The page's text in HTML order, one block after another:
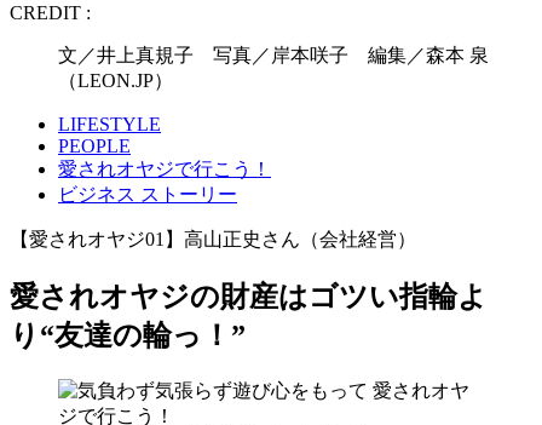
CREDIT :
文／井上真規子 写真／岸本咲子 編集／森本 泉
（LEON.JP）
LIFESTYLE
PEOPLE
愛されオヤジで行こう！
ビジネス ストーリー
【愛されオヤジ01】高山正史さん（会社経営）
愛されオヤジの財産はゴツい指輪よ
り“友達の輪っ！”